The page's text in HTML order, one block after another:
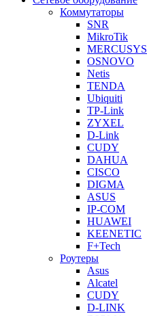
Коммутаторы
SNR
MikroTik
MERCUSYS
OSNOVO
Netis
TENDA
Ubiquiti
TP-Link
ZYXEL
D-Link
CUDY
DAHUA
CISCO
DIGMA
ASUS
IP-COM
HUAWEI
KEENETIC
F+Tech
Роутеры
Asus
Alcatel
CUDY
D-LINK